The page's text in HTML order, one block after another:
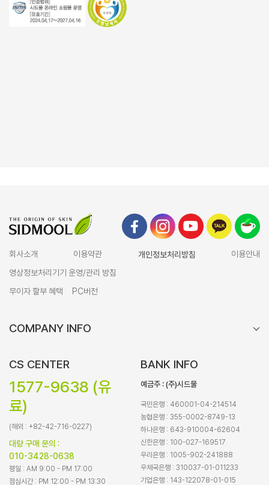
회사소개 이용약관 개인정보처리방침
이용안내
영상정보처리기기 운영/관리 방침
무이자 할부 혜택
PC버전
COMPANY INFO
CS CENTER
1577-9638 (유
료)
(해외 : +82-42-716-0227)
대량 구매 문의 :
010-3428-0638
평일 : AM 9:00 - PM 17:00
점심시간 : PM 12:00 - PM 13:30
BANK INFO
예금주 : (주)시드물
국민은행 : 460001-04-214514
농협은행 : 355-0002-8749-13
하나은행 : 643-910004-62604
신한은행 : 100-027-169517
우리은행 : 1005-902-241888
우체국은행 : 310037-01-011233
기업은행 : 143-122078-01-015